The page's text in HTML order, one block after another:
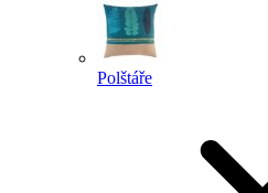
Polštáře